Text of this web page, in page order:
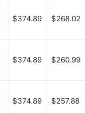
$374.89 $268.02
$374.89 $260.99
$374.89 $257.88